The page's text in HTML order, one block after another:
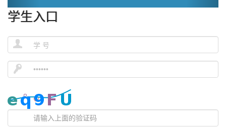
学生入口